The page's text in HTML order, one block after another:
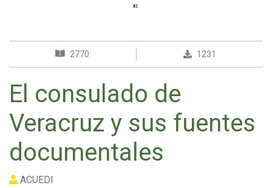
2770 1231
El consulado de
Veracruz y sus fuentes
documentales
ACUEDI